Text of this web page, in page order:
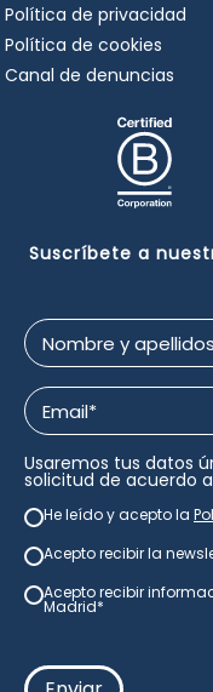
Política de privacidad
Política de cookies
Canal de denuncias
Suscríbete a
Nombre
y
apellidos
*
Email
*
Usaremos tus datos
solicitud de acuerdo
newsletter
*
He leído y acepto la
newsletter
*
Acepto recibir la
Acepto recibir
Madrid*